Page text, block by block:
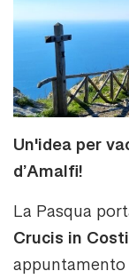
Un'idea per
d’Amalfi!
La Pasqua
Crucis in